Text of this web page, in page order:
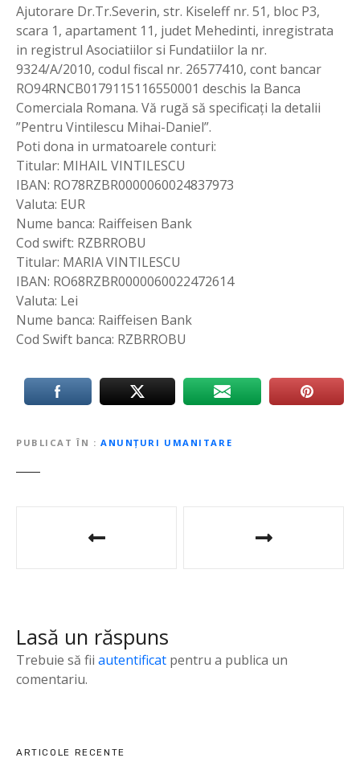
Ajutorare Dr.Tr.Severin, str. Kiseleff nr. 51, bloc P3,
scara 1, apartament 11, judet Mehedinti, inregistrata
in registrul Asociatiilor si Fundatiilor la nr.
9324/A/2010, codul fiscal nr. 26577410, cont bancar
RO94RNCB0179115116550001 deschis la Banca
Comerciala Romana. Vă rugă să specificați la detalii
”Pentru Vintilescu Mihai-Daniel”.
Poti dona in urmatoarele conturi:
Titular: MIHAIL VINTILESCU
IBAN: RO78RZBR0000060024837973
Valuta: EUR
Nume banca: Raiffeisen Bank
Cod swift: RZBRROBU
Titular: MARIA VINTILESCU
IBAN: RO68RZBR0000060022472614
Valuta: Lei
Nume banca: Raiffeisen Bank
Cod Swift banca: RZBRROBU
PUBLICAT ÎN ANUNȚURI UMANITARE
g
a
e
Lasă un răspuns
Trebuie să fii autentificat pentru a publica un
comentariu.
ARTICOLE RECENTE